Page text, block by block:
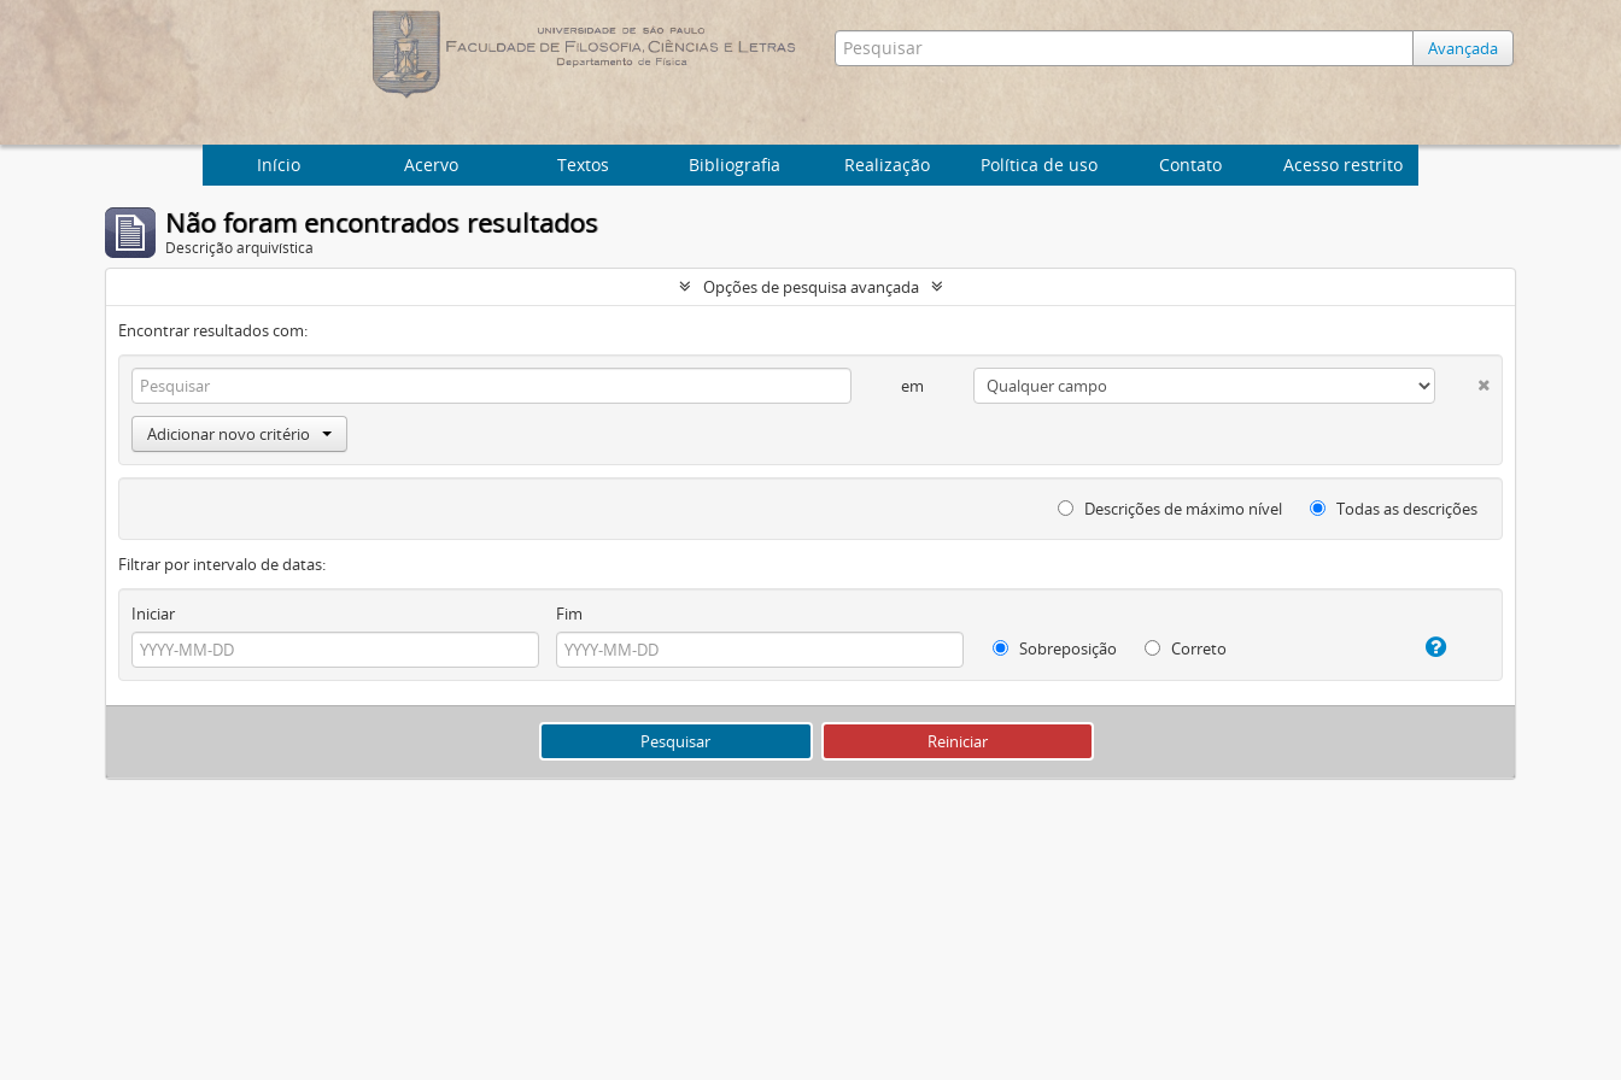
Avançada
Início Acervo Textos Bibliografia Realização Política de uso Contato Acesso restrito
Não foram encontrados resultados
Descrição arquivística
Opções de pesquisa avançada
Encontrar resultados com:
em
Adicionar novo critério
Descrições de máximo nível Todas as descrições
Filtrar por intervalo de datas:
Iniciar
Fim
Sobreposição
Correto